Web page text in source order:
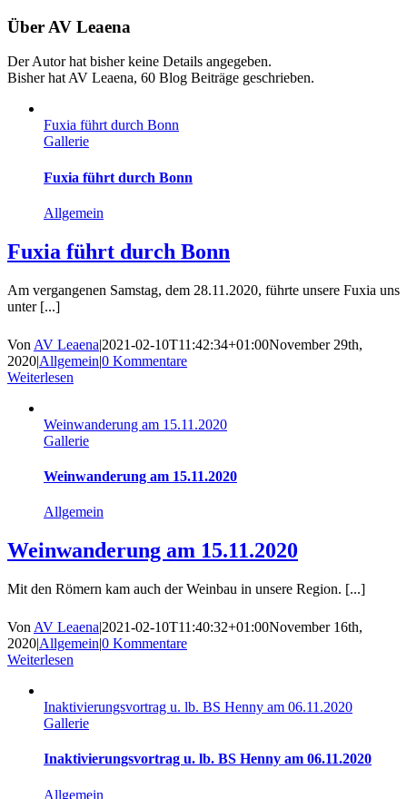
Über AV Leaena
Der Autor hat bisher keine Details angegeben.
Bisher hat AV Leaena, 60 Blog Beiträge geschrieben.
Fuxia führt durch Bonn
Gallerie
Fuxia führt durch Bonn
Allgemein
Fuxia führt durch Bonn
Am vergangenen Samstag, dem 28.11.2020, führte unsere Fuxia uns
unter [...]
Von AV Leaena|2021-02-10T11:42:34+01:00November 29th,
2020|Allgemein|0 Kommentare
Weiterlesen
Weinwanderung am 15.11.2020
Gallerie
Weinwanderung am 15.11.2020
Allgemein
Weinwanderung am 15.11.2020
Mit den Römern kam auch der Weinbau in unsere Region. [...]
Von AV Leaena|2021-02-10T11:40:32+01:00November 16th,
2020|Allgemein|0 Kommentare
Weiterlesen
Inaktivierungsvortrag u. lb. BS Henny am 06.11.2020
Gallerie
Inaktivierungsvortrag u. lb. BS Henny am 06.11.2020
Allgemein